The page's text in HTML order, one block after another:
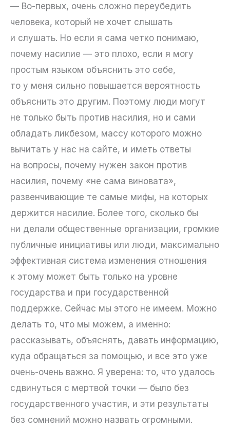
— Во-первых, очень сложно переубедить
человека, который не хочет слышать
и слушать. Но если я сама четко понимаю,
почему насилие — это плохо, если я могу
простым языком объяснить это себе,
то у меня сильно повышается вероятность
объяснить это другим. Поэтому люди могут
не только быть против насилия, но и сами
обладать ликбезом, массу которого можно
вычитать у нас на сайте, и иметь ответы
на вопросы, почему нужен закон против
насилия, почему «не сама виновата»,
развенчивающие те самые мифы, на которых
держится насилие. Более того, сколько бы
ни делали общественные организации, громкие
публичные инициативы или люди, максимально
эффективная система изменения отношения
к этому может быть только на уровне
государства и при государственной
поддержке. Сейчас мы этого не имеем. Можно
делать то, что мы можем, а именно:
рассказывать, объяснять, давать информацию,
куда обращаться за помощью, и все это уже
очень-очень важно. Я уверена: то, что удалось
сдвинуться с мертвой точки — было без
государственного участия, и эти результаты
без сомнений можно назвать огромными.